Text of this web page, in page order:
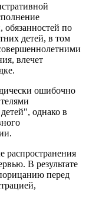
по
детей, в том
влечет
ошибочно
однако в
распространения
В результате
перед